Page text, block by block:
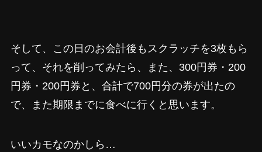
そして、この日のお会計後もスクラッチを3枚もら
って、それを削ってみたら、また、300円券・200
円券・200円券と、合計で700円分の券が出たの
で、また期限までに食べに行くと思います。
いいカモなのかしら…